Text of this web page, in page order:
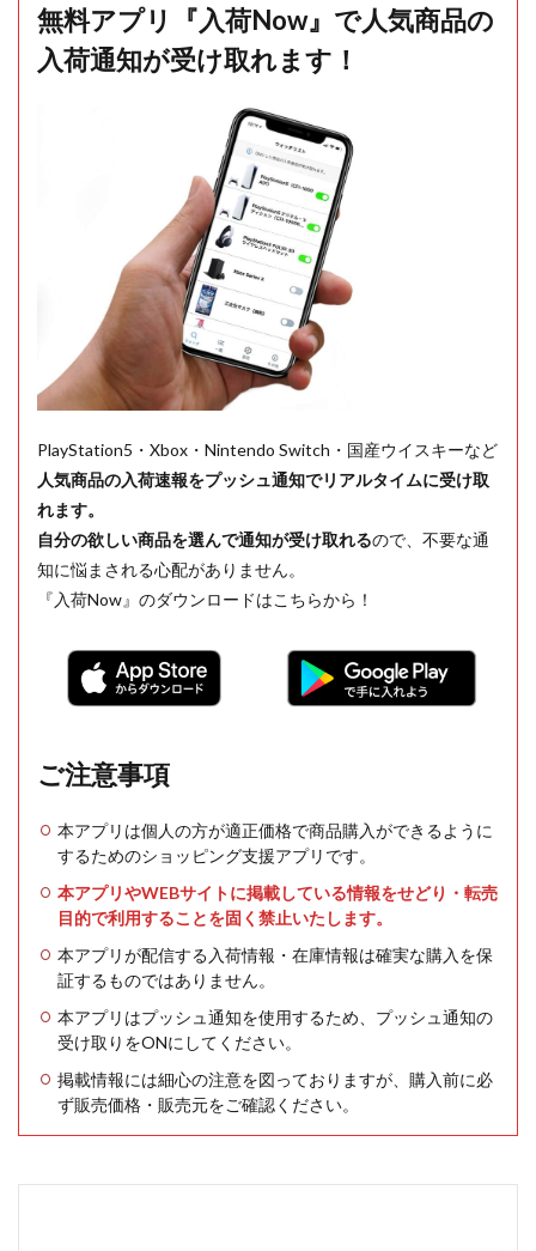
無料アプリ『入荷Now』で人気商品の
入荷通知が受け取れます！
PlayStation5・Xbox・Nintendo Switch・国産ウイスキーなど
人気商品の入荷速報をプッシュ通知でリアルタイムに受け取
れます。
自分の欲しい商品を選んで通知が受け取れるので、不要な通
知に悩まされる心配がありません。
『入荷Now』のダウンロードはこちらから！
ご注意事項
本アプリは個人の方が適正価格で商品購入ができるように
するためのショッピング支援アプリです。
本アプリやWEBサイトに掲載している情報をせどり・転売
目的で利用することを固く禁止いたします。
本アプリが配信する入荷情報・在庫情報は確実な購入を保
証するものではありません。
本アプリはプッシュ通知を使用するため、プッシュ通知の
受け取りをONにしてください。
掲載情報には細心の注意を図っておりますが、購入前に必
ず販売価格・販売元をご確認ください。